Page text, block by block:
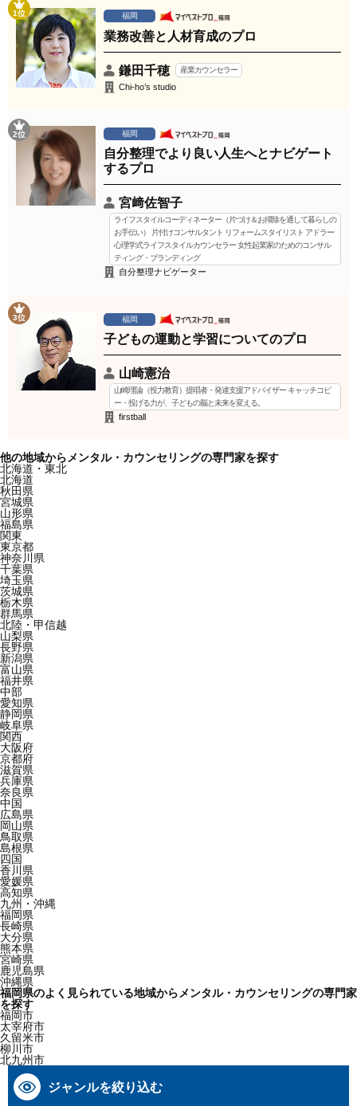
1位 福岡
業務改善と人材育成のプロ
鎌田千穂 産業カウンセラー
Chi-ho’s studio
2位 福岡
自分整理でより良い人生へとナビゲート
するプロ
宮﨑佐智子
ライフスタイルコーディネーター（片づけ＆お掃除を通して暮らしの
お手伝い） 片付けコンサルタント リフォームスタイリスト アドラー
心理学式ライフスタイルカウンセラー 女性起業家のためのコンサル
ティング・ブランディング
自分整理ナビゲーター
3位 福岡
子どもの運動と学習についてのプロ
山崎憲治
山崎理論（投力教育）提唱者・発達支援アドバイザー キャッチコピ
ー・投げる力が、子どもの脳と未来を変える。
firstball
他の地域からメンタル・カウンセリングの専門家を探す
北海道・東北
北海道
秋田県
宮城県
山形県
福島県
関東
東京都
神奈川県
千葉県
埼玉県
茨城県
栃木県
群馬県
北陸・甲信越
山梨県
長野県
新潟県
富山県
福井県
中部
愛知県
静岡県
岐阜県
関西
大阪府
京都府
滋賀県
兵庫県
奈良県
中国
広島県
岡山県
鳥取県
島根県
四国
香川県
愛媛県
高知県
九州・沖縄
福岡県
長崎県
大分県
熊本県
宮崎県
鹿児島県
沖縄県
福岡県のよく見られている地域からメンタル・カウンセリングの専門家
を探す
福岡市
太宰府市
久留米市
柳川市
北九州市
ジャンルを絞り込む